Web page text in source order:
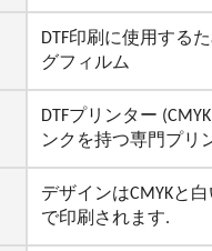
DTF印刷に使用する
グフィルム
DTFプリンター
ンクを持つ専門プリ
デザインはCMYKと
で印刷されます.